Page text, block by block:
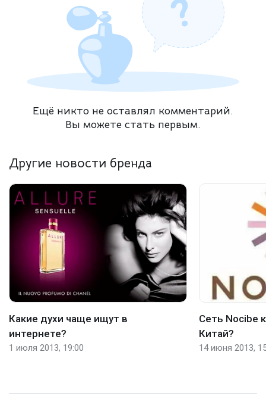
Ещё никто не оставлял комментарий.
Вы можете стать первым.
Другие новости бренда
Какие духи чаще ищут в
интернете?
1 июля 2013, 19:00
Сеть Nocibe
Китай?
14 июня 2013,